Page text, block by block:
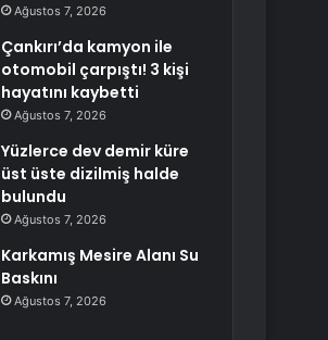
Ağustos 7, 2026
Çankırı’da kamyon ile
otomobil çarpıştı! 3 kişi
hayatını kaybetti
Ağustos 7, 2026
Yüzlerce dev demir küre
üst üste dizilmiş halde
bulundu
Ağustos 7, 2026
Karkamış Mesire Alanı Su
Baskını
Ağustos 7, 2026